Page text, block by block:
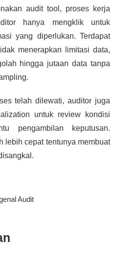
audit tool, proses kerja
hanya mengklik untuk
yang diperlukan. Terdapat
menerapkan limitasi data,
hingga jutaan data tanpa
telah dilewati, auditor juga
untuk review kondisi
pengambilan keputusan.
lebih cepat tentunya membuat